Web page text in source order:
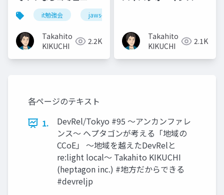
ィを作ればいいじゃな
い！ 地方版
CCoE「re:light
local」の取り組みとそ
の未来@JAWS DAYS
it勉強会 jaws-ug
Takahito
KIKUCHI
2.2K
World
2024(2024.12.14)
Takahito
KIKUCHI
2.1K
各ページのテキスト
1.
DevRel/Tokyo #95 〜アンカンファレ
ンス〜 ヘプタゴンが考える「地域の
CCoE」 〜地域を越えたDevRelと
re:light local〜 Takahito KIKUCHI
(heptagon inc.) #地⽅だからできる
#devreljp